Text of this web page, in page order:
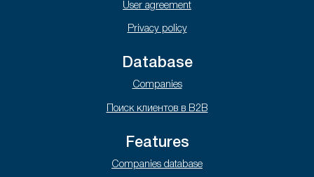
User agreement
Privacy policy
Database
Companies
Поиск клиентов в B2B
Features
Companies database